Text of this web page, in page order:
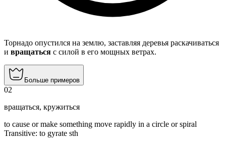
Торнадо опустился на землю, заставляя деревья раскачиваться
и вращаться с силой в его мощных ветрах.
Больше примеров
02
вращаться, кружиться
to cause or make something move rapidly in a circle or spiral
Transitive: to gyrate sth